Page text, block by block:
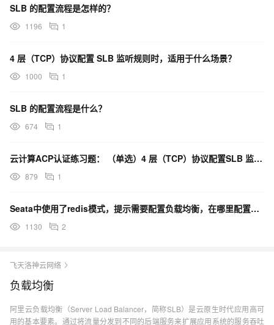
SLB 的配置流程是怎样的？
1196 1
4 层（TCP）协议配置 SLB 监听规则时，适用于什么场景？
1000 1
SLB 的配置流程是什么？
674 1
云计算ACP认证练习题： （单选）4 层（TCP）协议配置SLB 监听规则时，适用于什么场景？
879 1
Seata中使用了redis模式，提示需要配置负载均衡，在哪里配置呢？
1130 2
飞天洛神云网络
负载均衡
阿里云负载均衡（Server Load Balancer，简称SLB）是云原生时代应用高可
用的基本要素。通过将流量分发到不同的后端服务来扩展应用系统的服务吞吐